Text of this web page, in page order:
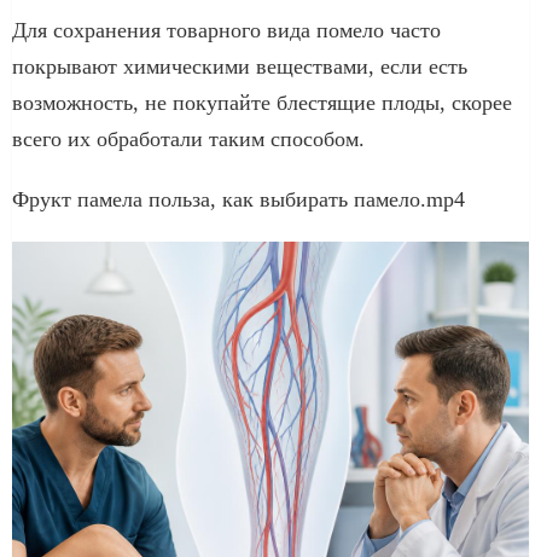
Для сохранения товарного вида помело часто
покрывают химическими веществами, если есть
возможность, не покупайте блестящие плоды, скорее
всего их обработали таким способом.
Фрукт памела польза, как выбирать памело.mp4